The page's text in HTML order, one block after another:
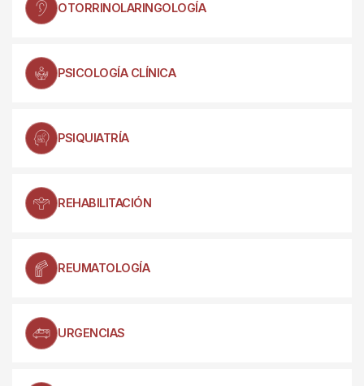
OTORRINOLARINGOLOGÍA
PSICOLOGÍA CLÍNICA
PSIQUIATRÍA
REHABILITACIÓN
REUMATOLOGÍA
URGENCIAS